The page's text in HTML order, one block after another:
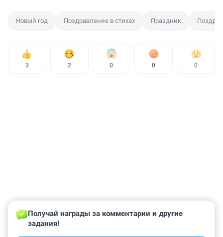
Новый год Поздравление в стихах Праздник
3 2 0 0 0
Получай награды за комментарии и другие
задания!